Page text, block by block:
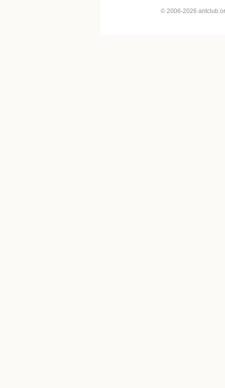
© 2006-2026